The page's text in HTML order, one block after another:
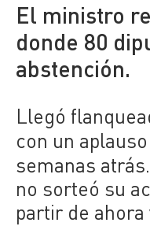
El ministro
donde 80
abstención.
Llegó
con un
semanas
no sorteó su
partir de